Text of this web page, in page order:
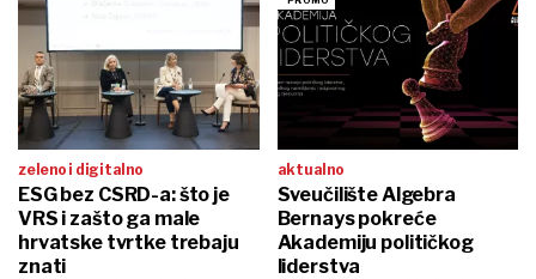
zeleno i digitalno
ESG bez CSRD-a: što je
VRS i zašto ga male
hrvatske tvrtke trebaju
znati
aktualno
Sveučilište Algebra
Bernays pokreće
Akademiju političkog
liderstva